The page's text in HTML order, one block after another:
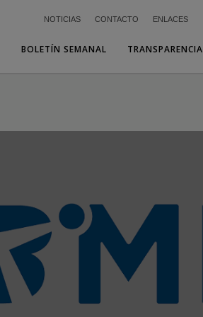
NOTICIAS CONTACTO ENLACES
BOLETÍN SEMANAL TRANSPARENCIA